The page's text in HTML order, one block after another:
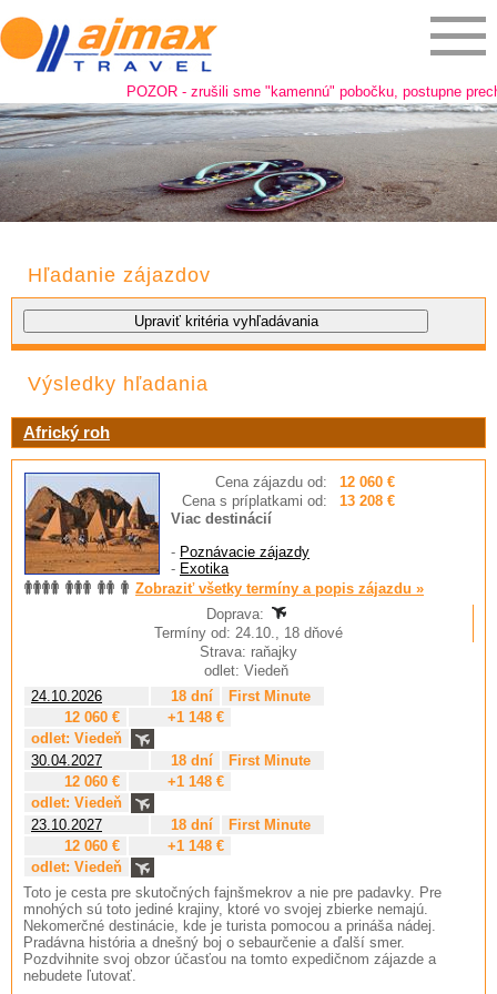
POZOR - zrušili sme "kamennú" pobočku, postupne
Hľadanie zájazdov
Výsledky hľadania
Africký roh
Cena zájazdu od:
12 060 €
Cena s príplatkami od:
13 208 €
Viac destinácií
- Poznávacie zájazdy
- Exotika
Zobraziť všetky termíny a popis zájazdu »
Doprava:
Termíny od: 24.10., 18 dňové
Strava: raňajky
odlet: Viedeň
24.10.2026
18 dní
First Minute
12 060 €
+1 148 €
odlet: Viedeň
30.04.2027
18 dní
First Minute
12 060 €
+1 148 €
odlet: Viedeň
23.10.2027
18 dní
First Minute
12 060 €
+1 148 €
odlet: Viedeň
Toto je cesta pre skutočných fajnšmekrov a nie pre padavky. Pre
mnohých sú toto jediné krajiny, ktoré vo svojej zbierke nemajú.
Nekomerčné destinácie, kde je turista pomocou a prináša nádej.
Pradávna história a dnešný boj o sebaurčenie a ďalší smer.
Pozdvihnite svoj obzor účasťou na tomto expedičnom zájazde a
nebudete ľutovať.